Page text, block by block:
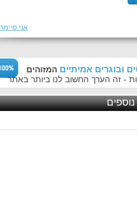
אני
ובוגרים אמיתיים המזוהים
- זה הערך החשוב לנו ביותר באתר